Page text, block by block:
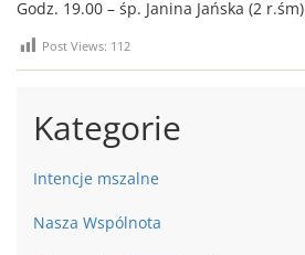
Godz. 19.00 – śp. Janina Jańska (2 r.śm)
Post Views: 112
Kategorie
Intencje mszalne
Nasza Wspólnota